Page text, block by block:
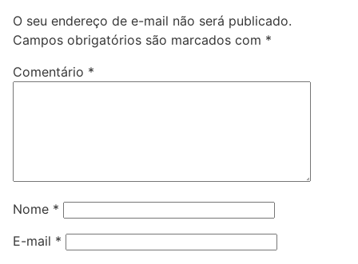
O seu endereço de e-mail não será publicado.
Campos obrigatórios são marcados com *
Comentário *
Nome *
E-mail *